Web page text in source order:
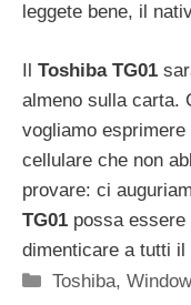
leggete bene, il
Il Toshiba TG01
almeno sulla carta.
vogliamo
cellulare che non
provare: ci
TG01 possa
dimenticare a tutti il
Categorie
Toshiba,